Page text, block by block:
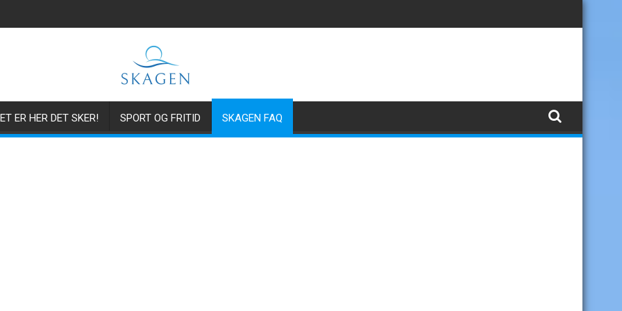
ER HER DET SKER! SPORT OG FRITID SKAGEN FAQ